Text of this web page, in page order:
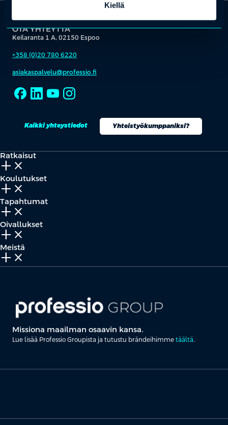
Kiellä
OTA YHTEYTTÄ
Keilaranta 1 A, 02150 Espoo
+358 (0)20 780 6220
asiakaspalvelu@professio.fi
Kaikki yhteystiedot Yhteistyökumppaniksi?
Ratkaisut
add_2 close
Koulutukset
add_2 close
Tapahtumat
add_2 close
Oivallukset
add_2 close
Meistä
add_2 close
Missiona maailman osaavin kansa.
Lue lisää Professio Groupista ja tutustu brändeihimme täältä.